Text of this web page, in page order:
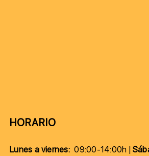
HORARIO
Lunes a viernes:09:00-14:00h |